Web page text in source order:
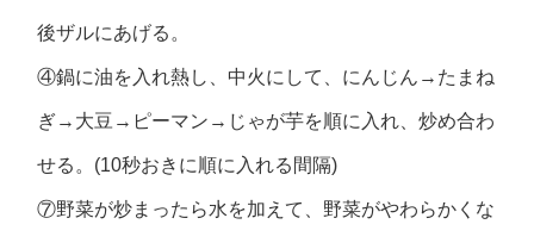
後ザルにあげる。
④鍋に油を入れ熱し、中火にして、にんじん→たまね
ぎ→大豆→ピーマン→じゃが芋を順に入れ、炒め合わ
せる。(10秒おきに順に入れる間隔)
⑦野菜が炒まったら水を加えて、野菜がやわらかくな